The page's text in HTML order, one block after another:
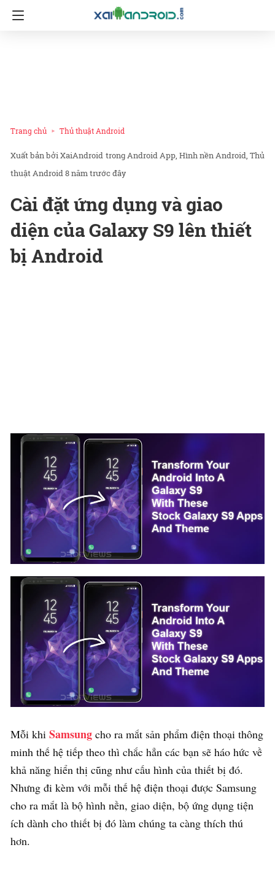
Trang chủ Thủ thuật Android
XaiAndroid trongAndroid App Hình nền Android Thủ
thuật Android8 năm trước đây
Cài đặt ứng dụng và giao
diện của Galaxy S9 lên thiết
bị Android
Mỗi khi Samsung cho ra mắt sản phẩm điện thoại thông
minh thế hệ tiếp theo thì chắc hẳn các bạn sẽ háo hức về
khả năng hiển thị cũng như cấu hình của thiết bị đó.
Nhưng đi kèm với mỗi thế hệ điện thoại được Samsung
cho ra mắt là bộ hình nền, giao diện, bộ ứng dụng tiện
ích dành cho thiết bị đó làm chúng ta càng thích thú
hơn.